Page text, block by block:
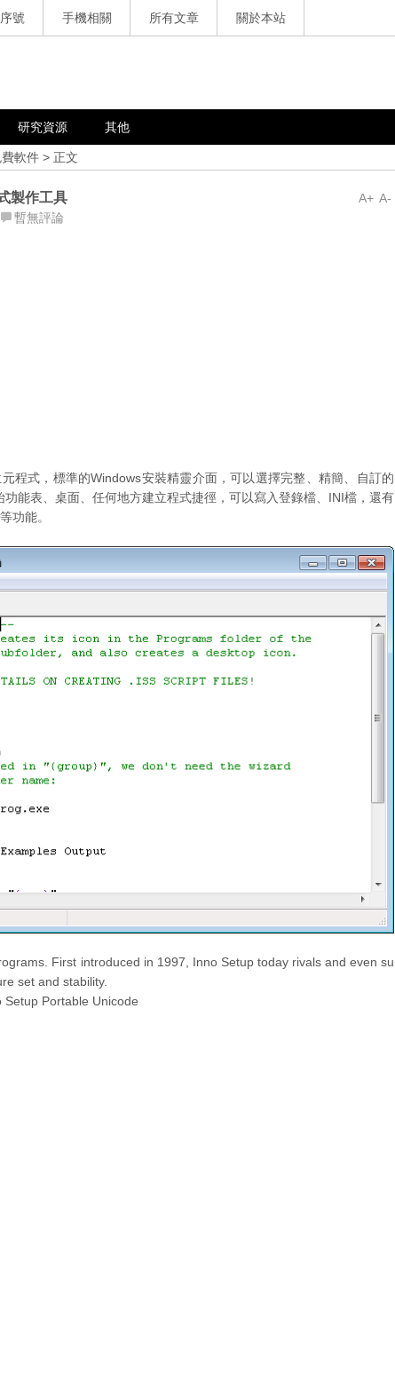
號 手機相關 所有文章 關於本站
研究資源 其他
軟件 > 正文
A-
A+
製作工具
暫無評論
程式，標準的Windows安裝精靈介面，可以選擇完整、精簡、自訂的
能表、桌面、任何地方建立程式捷徑，可以寫入登錄檔、INI檔，還有
功能。
First introduced in 1997, Inno Setup today rivals and even su
set and stability.
Portable Unicode